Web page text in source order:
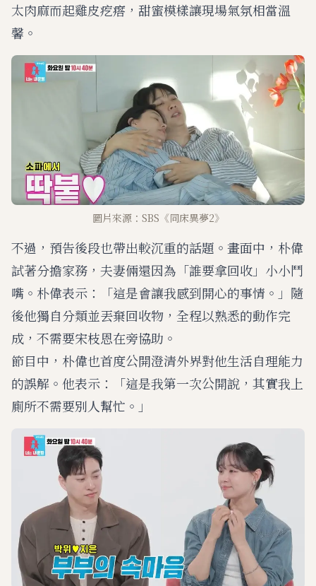
太肉麻而起雞皮疙瘩，甜蜜模樣讓現場氣氛相當溫
馨。
圖片來源：SBS《同床異夢2》
不過，預告後段也帶出較沉重的話題。畫面中，朴偉
試著分擔家務，夫妻倆還因為「誰要拿回收」小小鬥
嘴。朴偉表示：「這是會讓我感到開心的事情。」隨
後他獨自分類並丟棄回收物，全程以熟悉的動作完
成，不需要宋枝恩在旁協助。
節目中，朴偉也首度公開澄清外界對他生活自理能力
的誤解。他表示：「這是我第一次公開說，其實我上
廁所不需要別人幫忙。」